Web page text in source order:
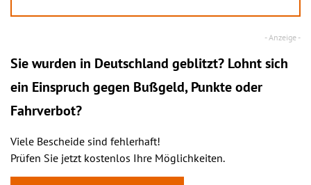
Sie wurden in Deutschland geblitzt? Lohnt sich
ein Einspruch gegen Bußgeld, Punkte oder
Fahrverbot?
Viele Bescheide sind fehlerhaft!
Prüfen Sie jetzt kostenlos Ihre Möglichkeiten.